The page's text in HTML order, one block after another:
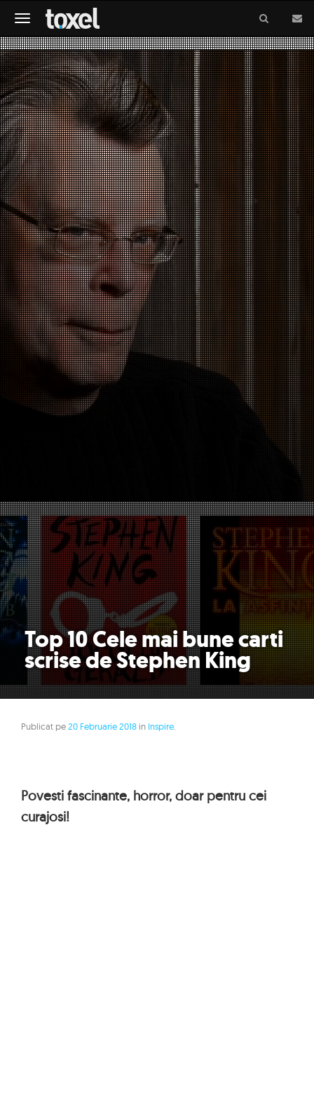
Meniu
Top 10 Cele mai bune carti
scrise de Stephen King
Publicat pe20 Februarie 2018 in Inspire
Povesti fascinante, horror, doar pentru cei
curajosi!